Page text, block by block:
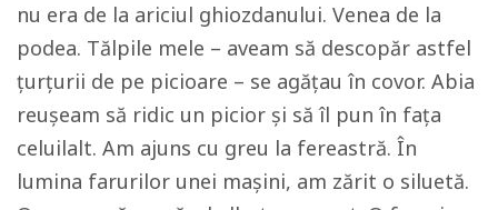
nu era de la ariciul ghiozdanului. Venea de la
podea. Tălpile mele – aveam să descopăr astfel
țurțurii de pe picioare – se agățau în covor. Abia
reușeam să ridic un picior și să îl pun în fața
celuilalt. Am ajuns cu greu la fereastră. În
lumina farurilor unei mașini, am zărit o siluetă.